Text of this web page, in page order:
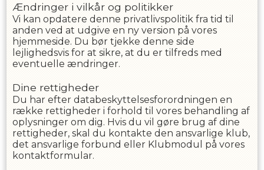
Ændringer i vilkår og politikker
Vi kan opdatere denne privatlivspolitik fra tid til
anden ved at udgive en ny version på vores
hjemmeside. Du bør tjekke denne side
lejlighedsvis for at sikre, at du er tilfreds med
eventuelle ændringer.
Dine rettigheder
Du har efter databeskyttelsesforordningen en
række rettigheder i forhold til vores behandling af
oplysninger om dig. Hvis du vil gøre brug af dine
rettigheder, skal du kontakte den ansvarlige klub,
det ansvarlige forbund eller Klubmodul på vores
kontaktformular.